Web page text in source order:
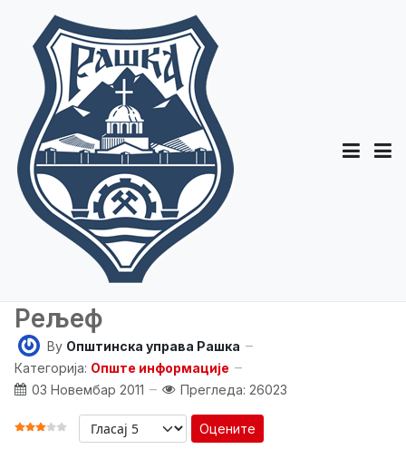
Рељеф
By Општинска управа Рашка
Категорија: Опште информације
03 Новембар 2011
Прегледа: 26023
ОЦЕНА КОРИСНИКА: 3
Оцените